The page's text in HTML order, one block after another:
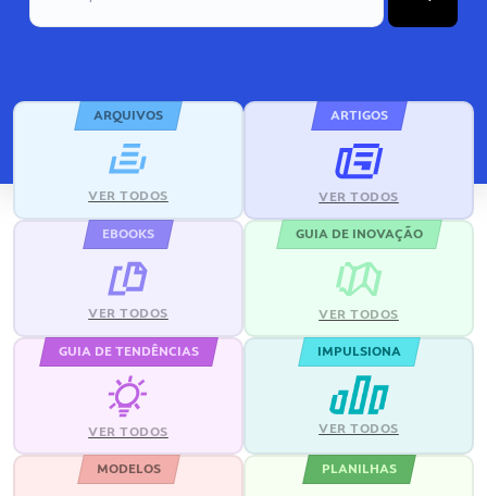
ARQUIVOS
VER TODOS
ARTIGOS
VER TODOS
EBOOKS
VER TODOS
GUIA DE INOVAÇÃO
VER TODOS
GUIA DE TENDÊNCIAS
VER TODOS
IMPULSIONA
VER TODOS
MODELOS PLANILHAS